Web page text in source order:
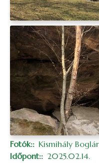
Fotók: Kismihály
Időpont:
2025.02.14.